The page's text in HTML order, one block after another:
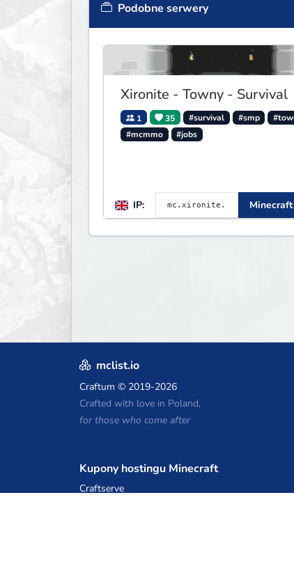
Podobne serwery
Xironite - Towny - Survival
1 35 #survival #smp
#mcmmo
#jobs
IP: Minecraft
mclist.io
Craftum © 2019-2026
Crafted with love in Poland,
for those who come after
Kupony hostingu Minecraft
Craftserve